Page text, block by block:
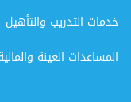
خدمات التدريب والتأهيل
المساعدات العينة